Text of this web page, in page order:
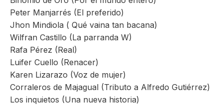
Peter Manjarrés (El preferido)
Jhon Mindiola ( Qué vaina tan bacana)
Wilfran Castillo (La parranda W)
Rafa Pérez (Real)
Luifer Cuello (Renacer)
Karen Lizarazo (Voz de mujer)
Corraleros de Majagual (Tributo a Alfredo Gutiérrez)
Los inquietos (Una nueva historia)